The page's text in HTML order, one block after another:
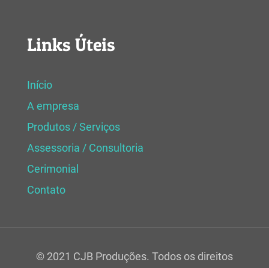
Links Úteis
Início
A empresa
Produtos / Serviços
Assessoria / Consultoria
Cerimonial
Contato
© 2021 CJB Produções. Todos os direitos